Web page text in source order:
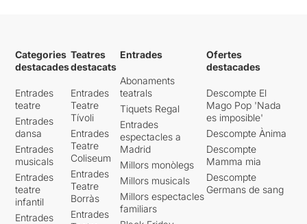
Categories
destacades
Entrades
teatre
Entrades
dansa
Entrades
musicals
Entrades
teatre
infantil
Entrades
Teatres
destacats
Entrades
Teatre
Tívoli
Entrades
Teatre
Coliseum
Entrades
Teatre
Borràs
Entrades
Entrades
Abonaments
teatrals
Tiquets Regal
Entrades
espectacles a
Madrid
Millors monòlegs
Millors musicals
Millors espectacles
familiars
Ofertes
destacades
Descompte El
Mago Pop 'Nada
es imposible'
Descompte Ànima
Descompte
Mamma mia
Descompte
Germans de sang